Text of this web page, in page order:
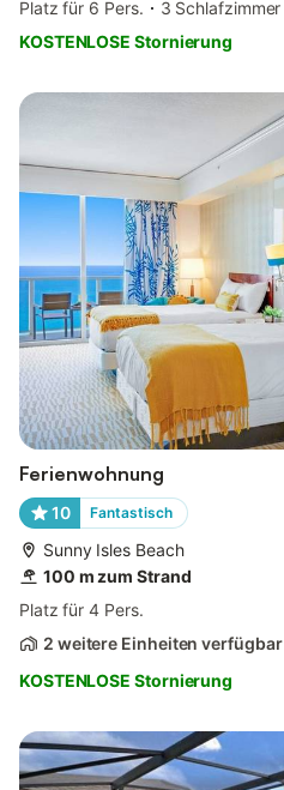
Platz für 6 Pers.
3 Schlafzimmer
KOSTENLOSE Stornierung
Ferienwohnung
10 Fantastisch
Sunny Isles Beach
100 m zum Strand
Platz für 4 Pers.
2 weitere Einheiten verfügbar
KOSTENLOSE Stornierung